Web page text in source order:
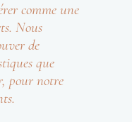
comme une
Nous
de
que
pour notre